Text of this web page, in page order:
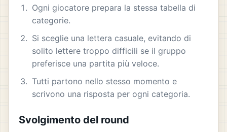
Ogni giocatore prepara la stessa tabella di
categorie.
Si sceglie una lettera casuale, evitando di
solito lettere troppo difficili se il gruppo
preferisce una partita più veloce.
Tutti partono nello stesso momento e
scrivono una risposta per ogni categoria.
Svolgimento del round